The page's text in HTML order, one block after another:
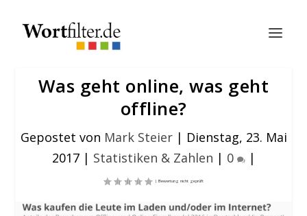
Was geht online, was geht
offline?
Gepostet von Mark Steier| Dienstag, 23. Mai
2017| Statistiken & Zahlen | 0 |